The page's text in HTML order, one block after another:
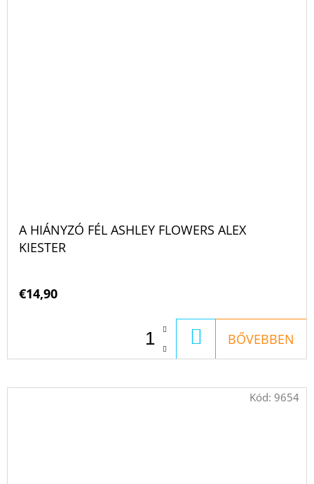
A HIÁNYZÓ FÉL ASHLEY FLOWERS ALEX
KIESTER
€14,90
KOSÁRBA
BŐVEBBEN
Kód: 9654